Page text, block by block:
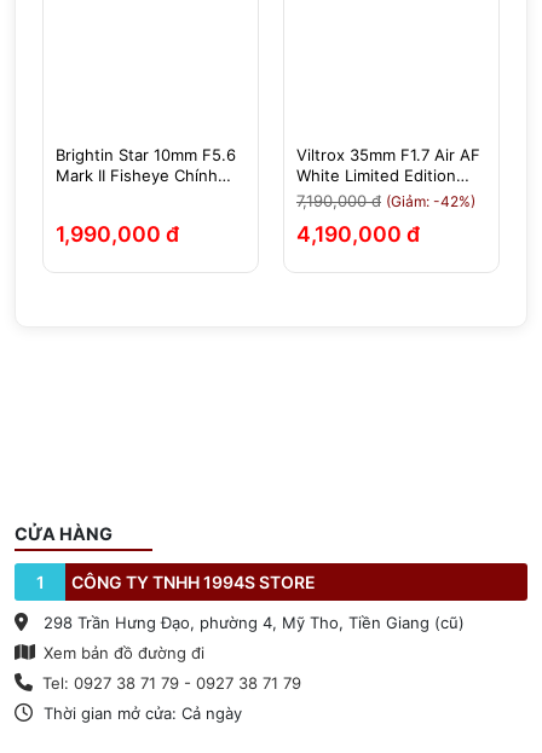
Brightin Star 10mm F5.6
Mark II Fisheye Chính
1,990,000 đ
Viltrox 35mm F1.7 Air AF
White Limited Edition
(Màu Trắng) Cho Sony E
7,190,000 đ (Giảm: -42%)
4,190,000 đ
CỬA HÀNG
1 CÔNG TY TNHH 1994S STORE
298 Trần Hưng Đạo, phường 4, Mỹ Tho, Tiền Giang (cũ)
Xem bản đồ đường đi
Tel: 0927 38 71 79 - 0927 38 71 79
Thời gian mở cửa: Cả ngày